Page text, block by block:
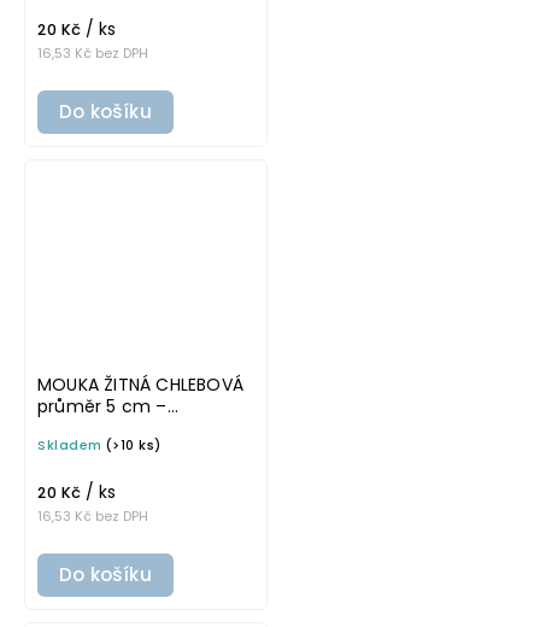
potravinové dózy
16,53 Kč bez DPH
20 Kč / ks
Do košíku
MOUKA ŽITNÁ CHLEBOVÁ
průměr 5 cm –
písmu, omyvatelná
potravinové dózy
Skladem (>10 ks)
16,53 Kč bez DPH
20 Kč / ks
Do košíku